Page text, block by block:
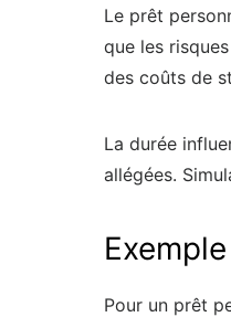
Le prêt
que les
des coûts de
La durée
allégées.
Pour un prêt